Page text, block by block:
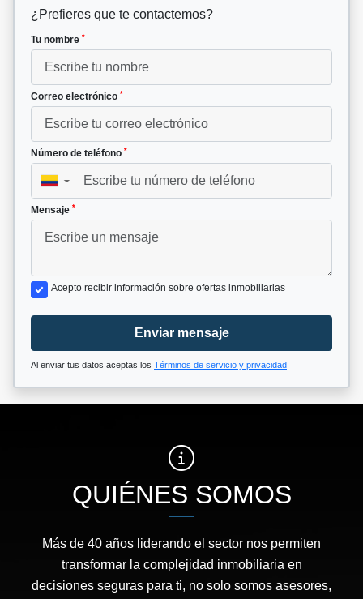
¿Prefieres que te contactemos?
Tu nombre *
Correo electrónico *
Número de teléfono *
▼
Mensaje *
Acepto recibir información sobre ofertas inmobiliarias
Enviar mensaje
Al enviar tus datos aceptas los Términos de servicio y privacidad
QUIÉNES SOMOS
Más de 40 años liderando el sector nos permiten
transformar la complejidad inmobiliaria en
decisiones seguras para ti, no solo somos asesores,